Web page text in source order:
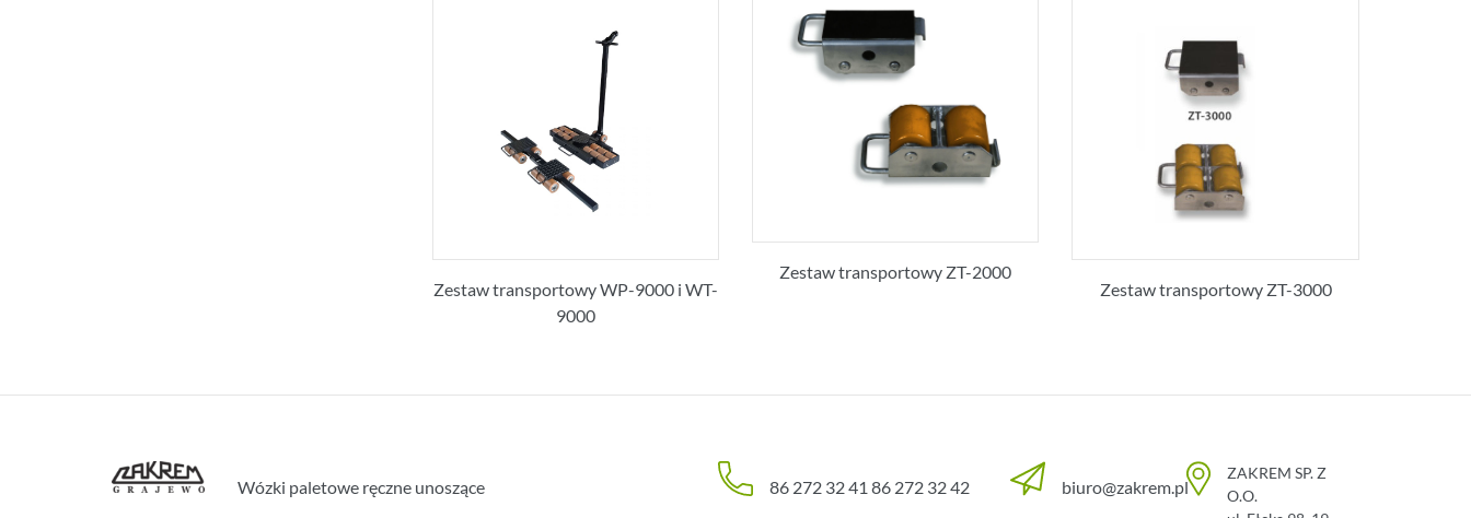
Zestaw transportowy WP-9000 i WT-
9000
Zestaw transportowy ZT-2000
Zestaw transportowy ZT-3000
Wózki paletowe ręczne unoszące 86 272 32 41 86 272 32 42 biuro@zakrem.pl
ZAKREM SP. Z
O.O.